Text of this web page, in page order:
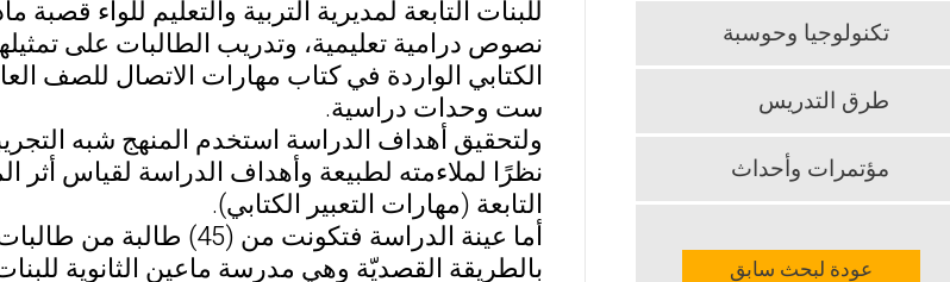
نصوص درامية تعليمية، وتدريب الطالبات على
الكتابي الواردة في كتاب مهارات الاتصال للصف
ست وحدات دراسية.
ولتحقيق أهداف الدراسة استخدم المنهج شبه
نظرًا لملاءمته لطبيعة وأهداف الدراسة لقياس أثر
التابعة (مهارات التعبير الكتابي).
أما عينة الدراسة
بالطريقة القصديّة وهي مدرسة ماعين الثانوية
تكنولوجيا وحوسبة
طرق التدريس
مؤتمرات وأحداث
عودة لبحث سابق